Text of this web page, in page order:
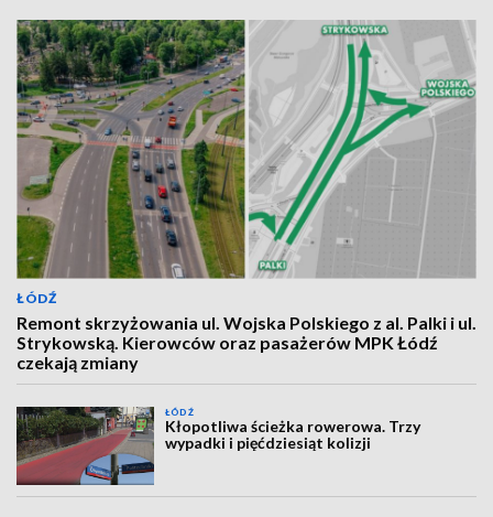
ŁÓDŹ
Remont skrzyżowania ul. Wojska Polskiego z al. Palki i ul.
Strykowską. Kierowców oraz pasażerów MPK Łódź
czekają zmiany
ŁÓDŹ
Kłopotliwa ścieżka rowerowa. Trzy
wypadki i pięćdziesiąt kolizji